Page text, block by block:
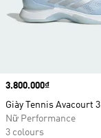
Price
3.800.000₫
Giày Tennis Avacourt 3
Nữ Performance
3 colours